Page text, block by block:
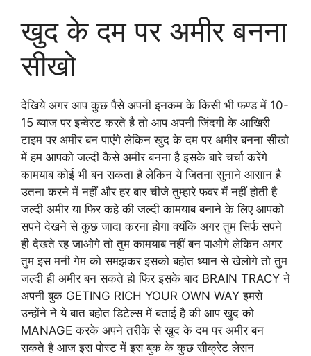
खुद के दम पर अमीर बनना
सीखो
देखिये अगर आप कुछ पैसे अपनी इनकम के किसी भी फण्ड में 10-
15 ब्याज पर इन्वेस्ट करते है तो आप अपनी जिंदगी के आखिरी
टाइम पर अमीर बन पाएंगे लेकिन खुद के दम पर अमीर बनना सीखो
में हम आपको जल्दी कैसे अमीर बनना है इसके बारे चर्चा करेंगे
कामयाब कोई भी बन सकता है लेकिन ये जितना सुनाने आसान है
उतना करने में नहीं और हर बार चीजे तुम्हारे फवर में नहीं होती है
जल्दी अमीर या फिर कहे की जल्दी कामयाब बनाने के लिए आपको
सपने देखने से कुछ जादा करना होगा क्यंकि अगर तुम सिर्फ सपने
ही देखते रह जाओगे तो तुम कामयाब नहीं बन पाओगे लेकिन अगर
तुम इस मनी गेम को समझकर इसको बहोत ध्यान से खेलोगे तो तुम
जल्दी ही अमीर बन सकते हो फिर इसके बाद BRAIN TRACY ने
अपनी बुक GETING RICH YOUR OWN WAY इमसे
उन्होंने ने ये बात बहोत डिटेल्स में बताई है की आप खुद को
MANAGE करके अपने तरीके से खुद के दम पर अमीर बन
सकते है आज इस पोस्ट में इस बुक के कुछ सीक्रेट लेसन